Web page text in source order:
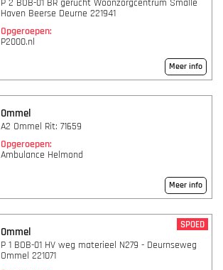
P 2 BOB-01 BR gerucht Woonzorgcentrum Smalle
Haven Beerse Deurne 221941
Opgeroepen:
P2000.nl
Meer info
Ommel
A2 Ommel Rit: 71659
Opgeroepen:
Ambulance Helmond
Meer info
Ommel
SPOED
P 1 BOB-01 HV weg materieel N279 - Deurnseweg
Ommel 221071